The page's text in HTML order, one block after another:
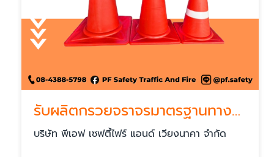
รับผลิตกรวยจราจรมาตรฐานทางหลวง
บริษัท พีเอฟ เซฟตี้ไฟร์ แอนด์ เวียงนาคา จำกัด